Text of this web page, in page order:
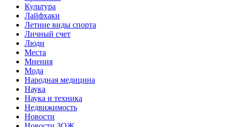
Культура
Лайфхаки
Летние виды спорта
Личный счет
Люди
Места
Мнения
Мода
Народная медицина
Наука
Наука и техника
Недвижимость
Новости